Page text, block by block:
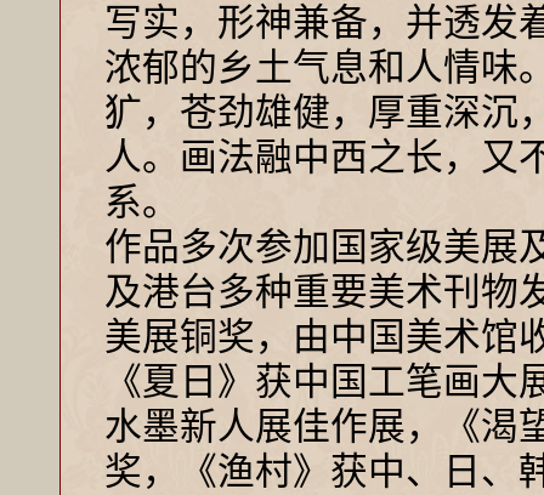
写实，形神兼备，并透发
浓郁的乡土气息和人情味
犷，苍劲雄健，厚重深沉
人。画法融中西之长，又
系。
作品多次参加国家级美展
及港台多种重要美术刊物
美展铜奖，由中国美术馆
《夏日》获中国工笔画
水墨新人展佳作展，《渴
奖，《渔村》获中、日、